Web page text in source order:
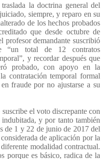
la doctrina general del
siempre, y reparo en su
de los hechos probados
que desde octubre de
profesor demandante suscribió
“un total de 12 contratos
y recordar después que
probado, con apoyo en la
contratación temporal formal
fraude por no ajustarse a su
el voto discrepante con
y por tanto también
de 1 y 22 de junio de 2017 del
de aplicación por la
modalidad contractual.
porque es básico, radica de la